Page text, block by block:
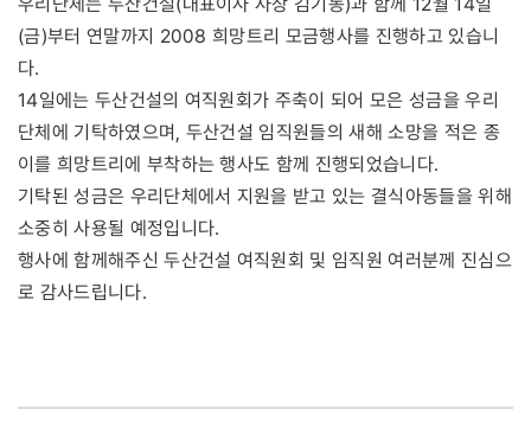
(금)부터 연말까지 2008 희망트리 모금행사를 진행하고 있습니
다.
14일에는 두산건설의 여직원회가 주축이 되어 모은 성금을 우리
단체에 기탁하였으며, 두산건설 임직원들의 새해 소망을 적은 종
이를 희망트리에 부착하는 행사도 함께 진행되었습니다.
기탁된 성금은 우리단체에서 지원을 받고 있는 결식아동들을 위해
소중히 사용될 예정입니다.
행사에 함께해주신 두산건설 여직원회 및 임직원 여러분께 진심으
로 감사드립니다.